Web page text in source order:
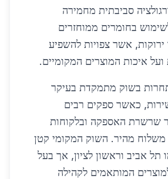
סביבתית מחמירה
בחומרים ממוחזרים
ירוקות, אשר צפויות להשפיע
ועל איכות המוצרים המקומיים.
בשוק מתמקדת בעיקר
כאשר ספקים רבים
שרשרת האספקה ובלקוחות
24/7 עם משלוח מהיר. השוק המקומי קטן
תל אביב וראשון לציון, אך בעל
המותאמים לקהילה